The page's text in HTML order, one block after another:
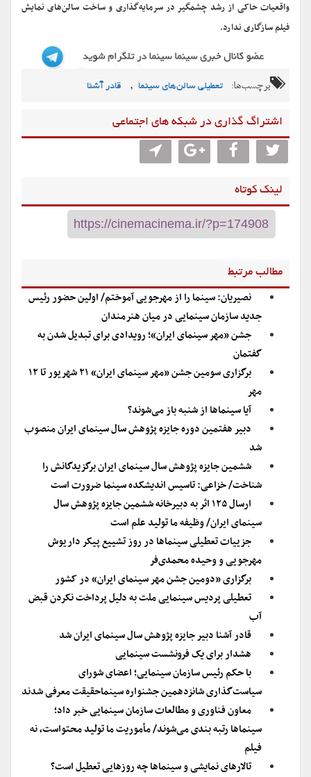
واقعیات حاکی از رشد چشمگیر در سرمایه‌گذاری و ساخت سالن‌های نمایش
فیلم سازگاری ندارد.
برچسب‌ها: تعطیلی سالن‌های سینما , قادر آشنا
اشتراگ گذاری در شبکه های اجتماعی
لینک کوتاه
مطالب مرتبط
نصیریان: سینما را از مهرجویی آموختم/ اولین حضور رئیس
جدید سازمان سینمایی در میان هنرمندان
جشن «مهر سینمای ایران»؛ رویدادی برای تبدیل شدن به
گفتمان
برگزاری سومین جشن «مهر سینمای ایران» ۲۱ شهریور تا ۱۲
مهر
آیا سینماها از شنبه باز می‌شوند؟
دبیر هفتمین دوره جایزه پژوهش سال سینمای ایران منصوب
شد
ششمین جایزه پژوهش سال سینمای ایران برگزیدگانش را
شناخت/ خزاعی: تاسیس اندیشکده سینما ضرورت است
ارسال ۱۲۵ اثر به دبیرخانه ششمین جایزه پژوهش سال
سینمای ایران/ وظیفه ما تولید علم است
جزییات تعطیلی سینماها در روز تشییع پیکر داریوش
مهرجویی و وحیده محمدی‌فر
برگزاری «دومین جشن مهر سینمای ایران» در کشور
تعطیلی پردیس سینمایی ملت به دلیل پرداخت نکردن قبض
آب
قادر آشنا دبیر جایزه پژوهش سال سینمای ایران شد
هشدار برای یک فرونشست سینمایی
با حکم رئیس سازمان سینمایی؛ اعضای شورای
سیاست‌گذاری شانزدهمین جشنواره سینماحقیقت معرفی شدند
معاون فناوری و مطالعات سازمان سینمایی خبر داد؛
سینماها رتبه بندی می‌شوند/ مأموریت ما تولید محتواست، نه
فیلم
تالارهای نمایشی و سینماها چه روزهایی تعطیل است؟